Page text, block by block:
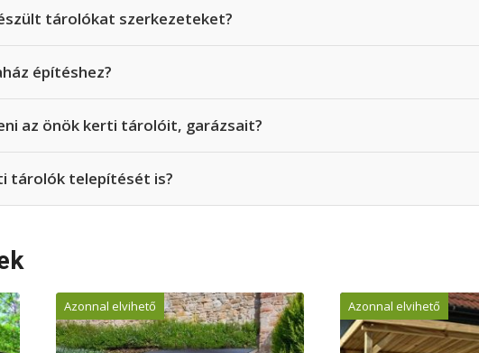
tárolókat szerkezeteket?
építéshez?
az önök kerti tárolóit, garázsait?
tárolók telepítését is?
Azonnal elvihető Azonnal elvihető